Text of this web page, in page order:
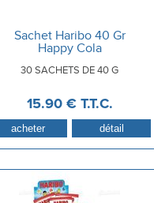
Sachet Haribo 40 Gr
Happy Cola
30 SACHETS DE 40 G
15.90 € T.T.C.